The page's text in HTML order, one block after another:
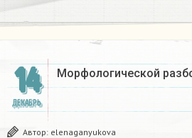
14
ДЕКАБРЬ
Морфологической
Автор: elenaganyukova